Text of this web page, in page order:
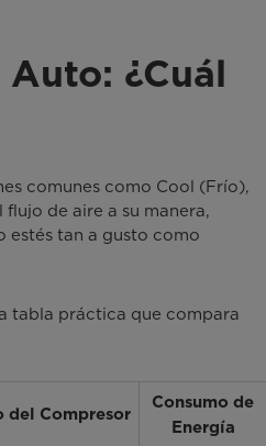
¿Cuál
comunes como Cool (Frío),
de aire a su manera,
estés tan a gusto como
tabla práctica que compara
del Compresor
Consumo de
Energía